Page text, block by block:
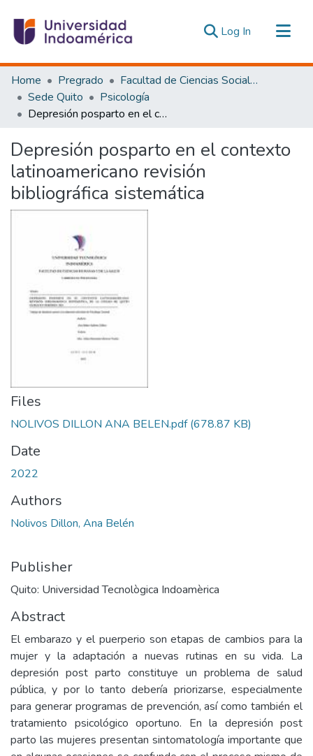
Log In (current)
Communities & Collections
All of DSpace
Statistics
Estadísticas Externas
Home Pregrado
Facultad de Ciencias Sociales y Humanas
Sede Quito
Psicología
Depresión posparto en el contexto latinoamericano revisión bibliográfica sistemática
Depresión posparto en el contexto
latinoamericano revisión
bibliográfica sistemática
Files
NOLIVOS DILLON ANA BELEN.pdf(678.87 KB)
Date
2022
Authors
Nolivos Dillon, Ana Belén
Publisher
Quito: Universidad Tecnològica Indoamèrica
Abstract
El embarazo y el puerperio son etapas de cambios para la
mujer y la adaptación a nuevas rutinas en su vida. La
depresión post parto constituye un problema de salud
pública, y por lo tanto debería priorizarse, especialmente
para generar programas de prevención, así como también el
tratamiento psicológico oportuno. En la depresión post
parto las mujeres presentan sintomatología importante que